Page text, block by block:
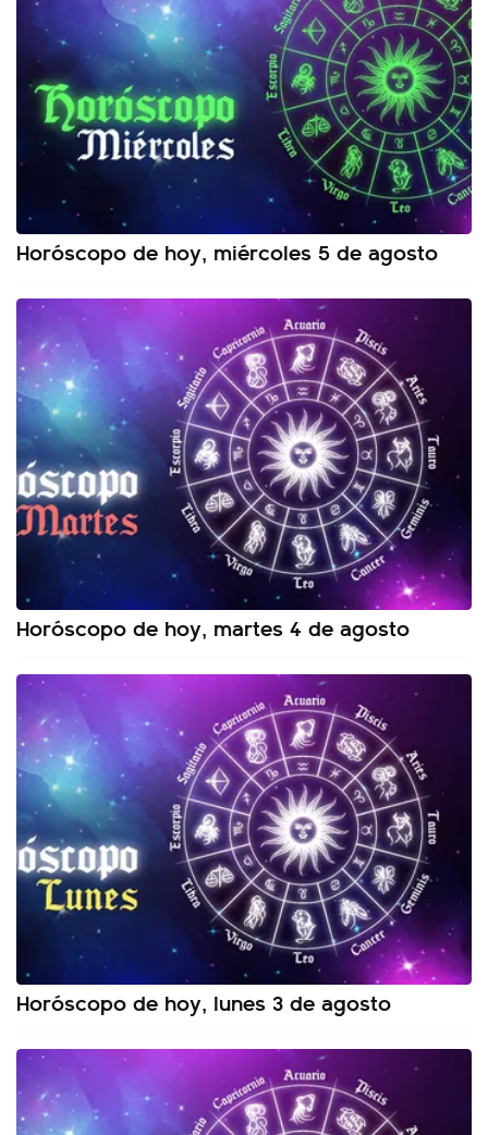
Horóscopo de hoy, miércoles 5 de agosto
Horóscopo de hoy, martes 4 de agosto
Horóscopo de hoy, lunes 3 de agosto